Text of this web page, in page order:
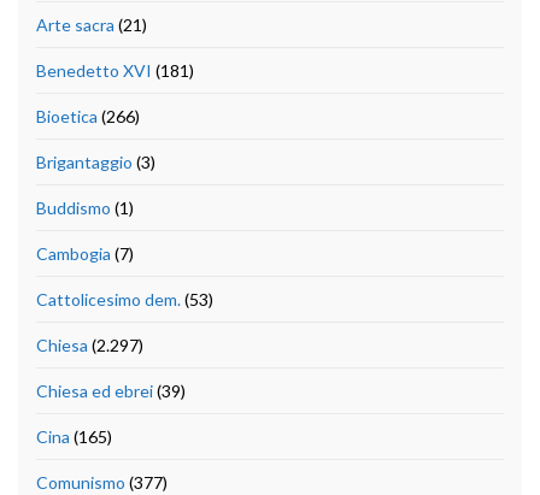
Arte sacra (21)
Benedetto XVI (181)
Bioetica (266)
Brigantaggio (3)
Buddismo (1)
Cambogia (7)
Cattolicesimo dem.(53)
Chiesa (2.297)
Chiesa ed ebrei(39)
Cina (165)
Comunismo (377)